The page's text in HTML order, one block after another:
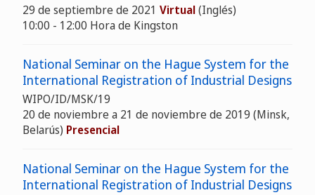
29 de septiembre de 2021 Virtual(Inglés)
10:00 - 12:00 Hora de Kingston
National Seminar on the Hague System for the
International Registration of Industrial Designs
WIPO/ID/MSK/19
20 de noviembre a 21 de noviembre de 2019 (Minsk,
Belarús) Presencial
National Seminar on the Hague System for the
International Registration of Industrial Designs